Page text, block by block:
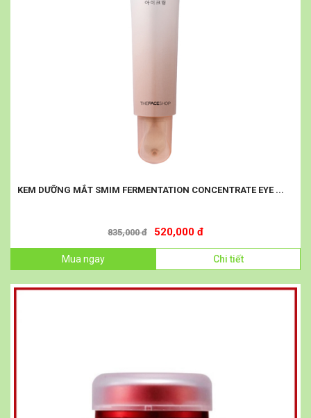
KEM DƯỠNG MẮT SMIM FERMENTATION CONCENTRATE EYE ...
835,000 đ 520,000 đ
Mua ngay Chi tiết